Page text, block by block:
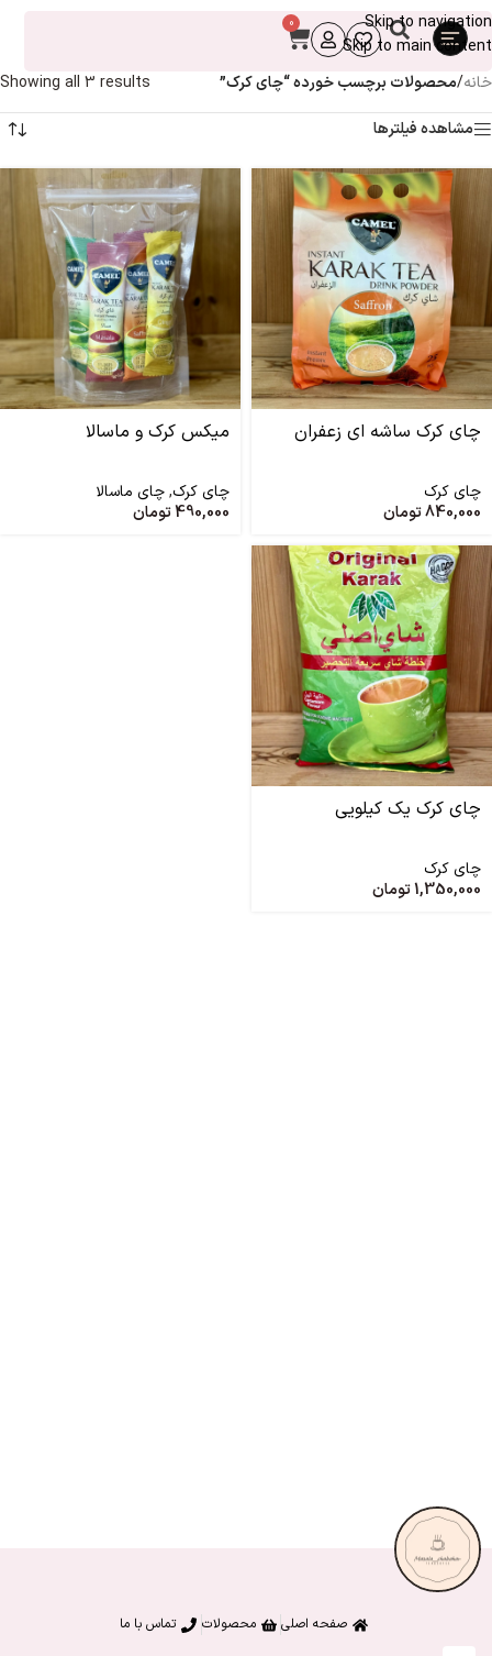
Skip to navigation
Skip to main content
0
خانه/محصولات برچسب خورده “چای کرک”
Showing all 3 results
مشاهده فیلترها
چای کرک ساشه ای زعفران
چای کرک
840,000تومان
میکس کرک و ماسالا
چای کرک,چای ماسالا
490,000تومان
چای کرک یک کیلویی
چای کرک
1,350,000تومان
صفحه اصلی محصولات تماس با ما